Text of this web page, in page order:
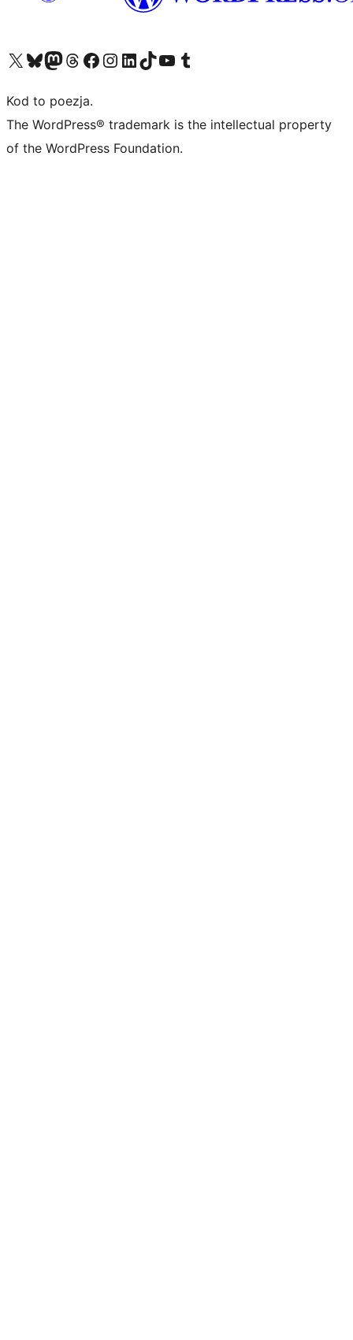
Odwiedź nasze konto X (dawniej Twitter)
Odwiedź nasze konto Bluesky
Odwiedź nasze konto na Mastodoncie
Odwiedź naszego Threadsa
Odwiedź naszego Facebooka
Odwiedź nasze konto na Instagramie
Odwiedź nasze konto na LinkedIn
Odwiedź naszego TikToka
Odwiedź nasz kanał YouTube
Odwiedź naszego Tumblra
Kod to poezja.
The WordPress® trademark is the intellectual property
of the WordPress Foundation.